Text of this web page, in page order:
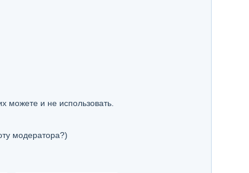
можете и не использовать.
модератора?)